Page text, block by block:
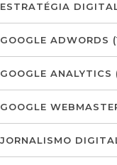
ESTRATÉGIA
GOOGLE ADWORDS
GOOGLE ANALYTICS
GOOGLE
JORNALISMO